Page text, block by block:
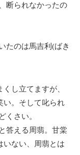
断られなかったの
たのは馬吉利(ばき
し立てますが、
い。そして叱られ
くさい。
答える周翡。甘棠
いない、周翡とは